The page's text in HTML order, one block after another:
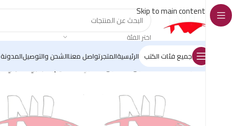
Skip to main content
اختر الفئة
جميع فئات الكتب الرئيسيةالمتجرتواصل معناالشحن والتوصيلالمدونة
الرئيسية/كتب القانون